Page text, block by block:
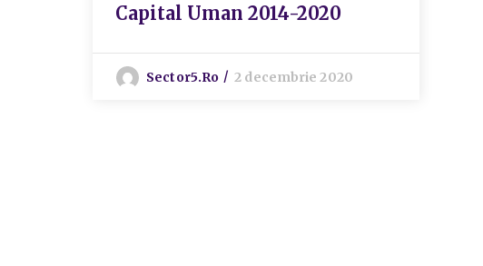
Capital Uman 2014-2020
Sector5.ro 2 decembrie 2020